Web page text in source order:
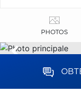
PHOTOS